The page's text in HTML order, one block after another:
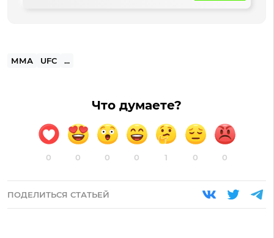
ММА UFC ...
Что думаете?
0 0 0 0 1 0 0
ПОДЕЛИТЬСЯ СТАТЬЕЙ